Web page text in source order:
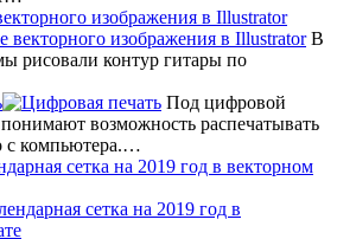
изображения в Illustrator
В
рисовали контур гитары по
Под цифровой
возможность распечатывать
с компьютера.…
сетка на 2019 год в векторном